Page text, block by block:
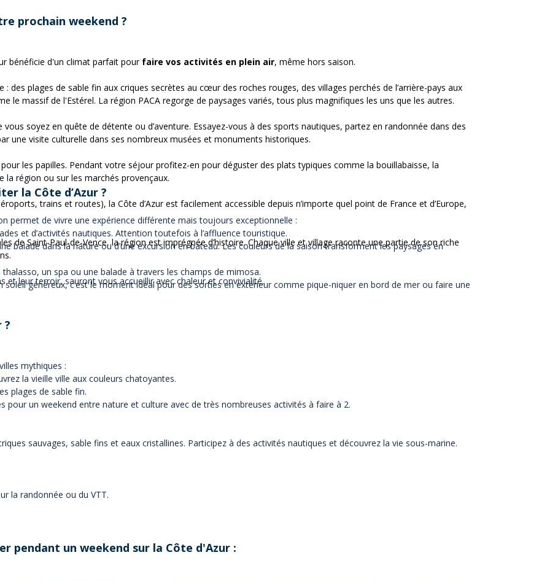
prochain weekend ?
bénéficie d'un climat parfait pour faire vos activités en plein air, même hors saison.
des plages de sable fin aux criques secrètes au cœur des roches rouges, des villages perchés de l’arrière-pays aux
le massif de l'Estérel. La région PACA regorge de paysages variés, tous plus magnifiques les uns que les autres.
soyez en quête de détente ou d’aventure. Essayez-vous à des sports nautiques, partez en randonnée dans des
une visite culturelle dans ses nombreux musées et monuments historiques.
les papilles. Pendant votre séjour profitez-en pour déguster des plats typiques comme la bouillabaisse, la
la région ou sur les marchés provençaux.
trains et routes), la Côte d’Azur est facilement accessible depuis n’importe quel point de France et d’Europe,
de Saint-Paul-de-Vence, la région est imprégnée d’histoire. Chaque ville et village raconte une partie de son riche
et leur terroir, sauront vous accueillir avec chaleur et convivialité.
la Côte d’Azur ?
permet de vivre une expérience différente mais toujours exceptionnelle :
et d’activités nautiques. Attention toutefois à l’affluence touristique.
balade dans la nature ou d’une excursion en bateau. Les couleurs de la saison transforment les paysages en
un spa ou une balade à travers les champs de mimosa.
généreux, c’est le moment idéal pour des sorties en extérieur comme pique-niquer en bord de mer ou faire une
?
mythiques :
la vieille ville aux couleurs chatoyantes.
plages de sable fin.
pour un weekend entre nature et culture avec de très nombreuses activités à faire à 2.
sauvages, sable fins et eaux cristallines. Participez à des activités nautiques et découvrez la vie sous-marine.
la randonnée ou du VTT.
pendant un weekend sur la Côte d'Azur :